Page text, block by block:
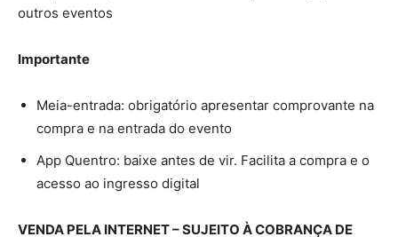
outros eventos
Importante
Meia-entrada: obrigatório apresentar comprovante na
compra e na entrada do evento
App Quentro: baixe antes de vir. Facilita a compra e o
acesso ao ingresso digital
VENDA PELA INTERNET – SUJEITO À COBRANÇA DE